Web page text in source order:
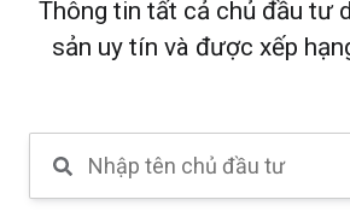
Thông tin tất cả chủ đầu tư
sản uy tín và được xếp